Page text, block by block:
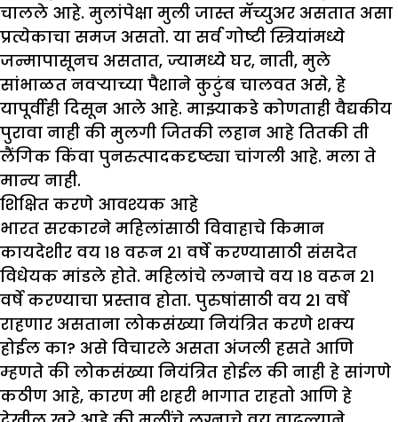
चालले आहे. मुलांपेक्षा मुली जास्त मॅच्युअर असतात असा
प्रत्येकाचा समज असतो. या सर्व गोष्टी स्त्रियांमध्ये
जन्मापासूनच असतात, ज्यामध्ये घर, नाती, मुले
सांभाळत नवऱ्याच्या पैशाने कुटुंब चालवत असे, हे
यापूर्वीही दिसून आले आहे. माझ्याकडे कोणताही वैद्यकीय
पुरावा नाही की मुलगी जितकी लहान आहे तितकी ती
लैंगिक किंवा पुनरुत्पादकदृष्ट्या चांगली आहे. मला ते
मान्य नाही.
शिक्षित करणे आवश्यक आहे
भारत सरकारने महिलांसाठी विवाहाचे किमान
कायदेशीर वय १८ वरून २१ वर्षे करण्यासाठी संसदेत
विधेयक मांडले होते. महिलांचे लग्नाचे वय १८ वरून २१
वर्षे करण्याचा प्रस्ताव होता. पुरुषांसाठी वय 21 वर्षे
राहणार असताना लोकसंख्या नियंत्रित करणे शक्य
होईल का? असे विचारले असता अंजली हसते आणि
म्हणते की लोकसंख्या नियंत्रित होईल की नाही हे सांगणे
कठीण आहे, कारण मी शहरी भागात राहतो आणि हे